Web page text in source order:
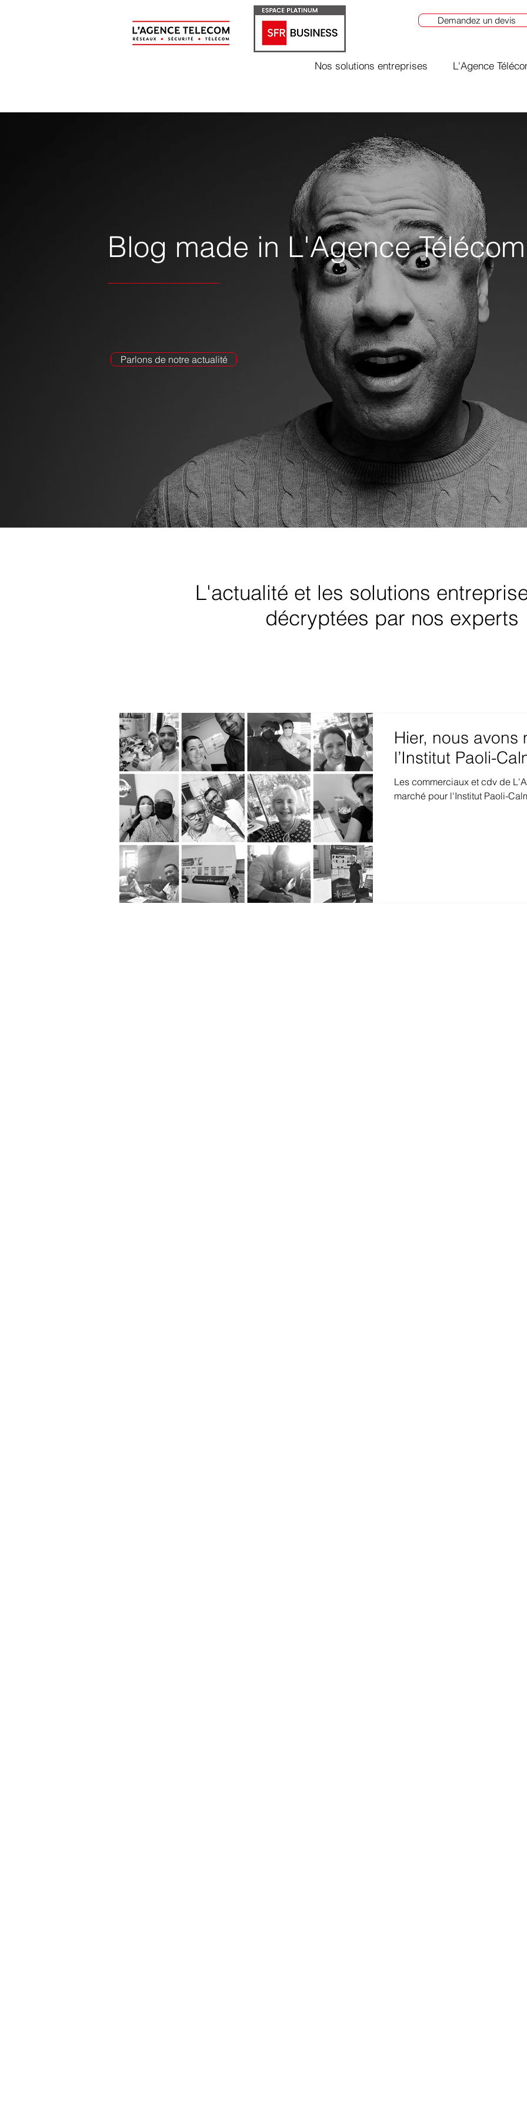
Demandez un devis
Nos solutions entreprises L'Agence
Blog made in L'Agence Télécom
Parlons de notre actualité
L'actualité et les solutions
décryptées par nos experts
Hier, nous avons
l’Institut Paoli-
Les commerciaux et cdv de
marché pour l'Institut Paoli-